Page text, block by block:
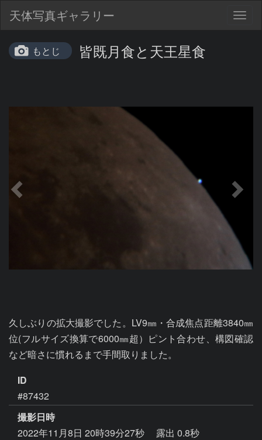
天体写真ギャラリー
もとじ 皆既月食と天王星食
久しぶりの拡大撮影でした。LV9㎜・合成焦点距離3840㎜
位(フルサイズ換算で6000㎜超）ピント合わせ、構図確認
など暗さに慣れるまで手間取りました。
ID
#87432
撮影日時
2022年11月8日 20時39分27秒
露出 0.8秒